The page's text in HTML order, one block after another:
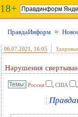
18+
ПравдаИнформ ≈
06.07.2021 , 16:05
Нарушения
Россия , США ,